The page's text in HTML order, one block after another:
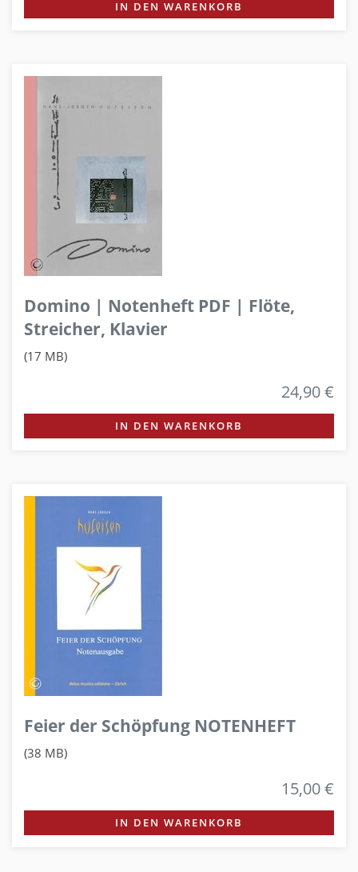
IN DEN WARENKORB
Domino | Notenheft PDF | Flöte,
Streicher, Klavier
(17 MB)
24,90 €
IN DEN WARENKORB
Feier der Schöpfung NOTENHEFT
(38 MB)
15,00 €
IN DEN WARENKORB